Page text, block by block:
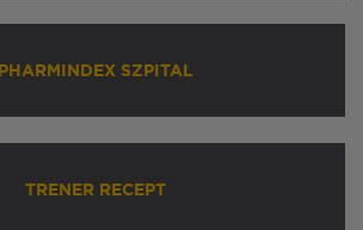
PHARMINDEX SZPITAL
TRENER RECEPT